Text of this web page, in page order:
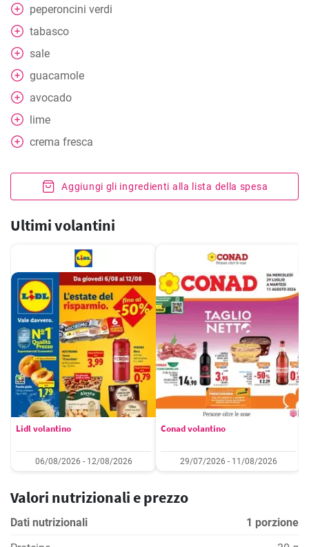
peperoncini verdi
tabasco
sale
guacamole
avocado
lime
crema fresca
Aggiungi gli ingredienti alla lista della spesa
Ultimi volantini
Lidl volantino
06/08/2026 - 12/08/2026
Conad volantino
29/07/2026 - 11/08/2026
Valori nutrizionali e prezzo
Dati nutrizionali
1 porzione